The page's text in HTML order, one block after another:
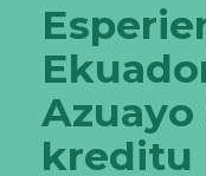
kreditu